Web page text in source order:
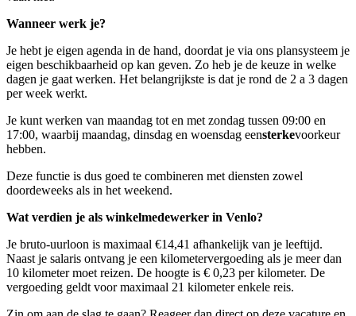
Wanneer werk je?
Je hebt je eigen agenda in de hand, doordat je via ons plansysteem je
eigen beschikbaarheid op kan geven. Zo heb je de keuze in welke
dagen je gaat werken. Het belangrijkste is dat je rond de 2 a 3 dagen
per week werkt.
Je kunt werken van maandag tot en met zondag tussen 09:00 en
17:00, waarbij maandag, dinsdag en woensdag eensterkevoorkeur
hebben.
Deze functie is dus goed te combineren met diensten zowel
doordeweeks als in het weekend.
Wat verdien je als winkelmedewerker in Venlo?
Je bruto-uurloon is maximaal €14,41 afhankelijk van je leeftijd.
Naast je salaris ontvang je een kilometervergoeding als je meer dan
10 kilometer moet reizen. De hoogte is € 0,23 per kilometer. De
vergoeding geldt voor maximaal 21 kilometer enkele reis.